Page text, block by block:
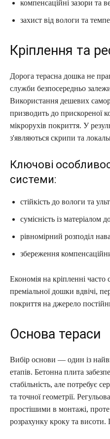
компенсаційні зазори та
захист від вологи та
Кріплення та
Дорога терасна дошка не
служби безпосередньо
Використання дешевих
призводить до прискореної
мікрорухів покриття. У
з'являються скрипи та
Ключові
системи:
стійкість до вологи та
сумісність із матеріалом
рівномірний розподіл
збереження
Економія на кріпленні часто
преміальної дошки вдвічі,
покриття на джерело
Основа тераси
Вибір основи — один із
етапів. Бетонна плита
стабільність, але потребує
та точної геометрії.
простішими в монтажі,
розрахунку кроку та висоти.